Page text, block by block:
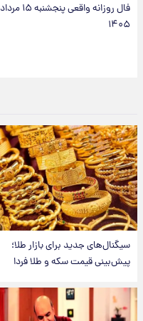
فال روزانه واقعی پنجشنبه ۱۵ مرداد
۱۴۰۵
سیگنال‌های جدید برای بازار طلا؛
پیش‌بینی قیمت سکه و طلا فردا